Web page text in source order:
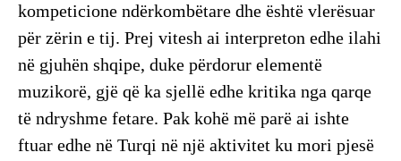
kompeticione ndërkombëtare dhe është vlerësuar
për zërin e tij. Prej vitesh ai interpreton edhe ilahi
në gjuhën shqipe, duke përdorur elementë
muzikorë, gjë që ka sjellë edhe kritika nga qarqe
të ndryshme fetare. Pak kohë më parë ai ishte
ftuar edhe në Turqi në një aktivitet ku mori pjesë